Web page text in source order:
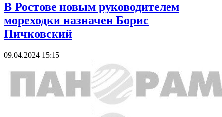
В Ростове новым руководителем
мореходки назначен Борис
Пичковский
09.04.2024 15:15